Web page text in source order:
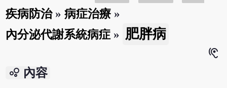
疾病防治»病症治療»
內分泌代謝系統病症 » 肥胖病
hearing
bubble_chart 內容